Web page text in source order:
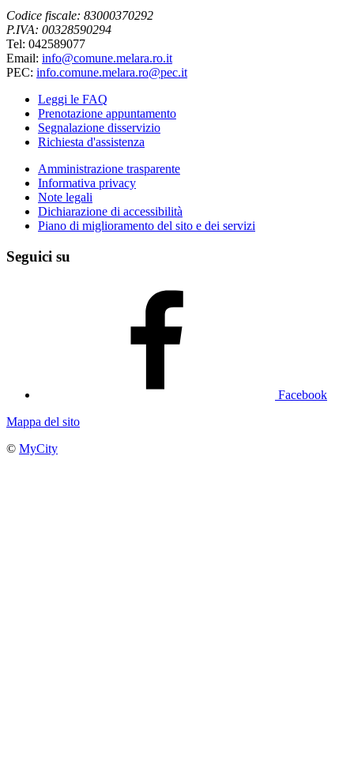
Codice fiscale: 83000370292
P.IVA: 00328590294
Tel: 042589077
Email: info@comune.melara.ro.it
PEC: info.comune.melara.ro@pec.it
Leggi le FAQ
Prenotazione appuntamento
Segnalazione disservizio
Richiesta d'assistenza
Amministrazione trasparente
Informativa privacy
Note legali
Dichiarazione di accessibilità
Piano di miglioramento del sito e dei servizi
Seguici su
Facebook
Mappa del sito
© MyCity